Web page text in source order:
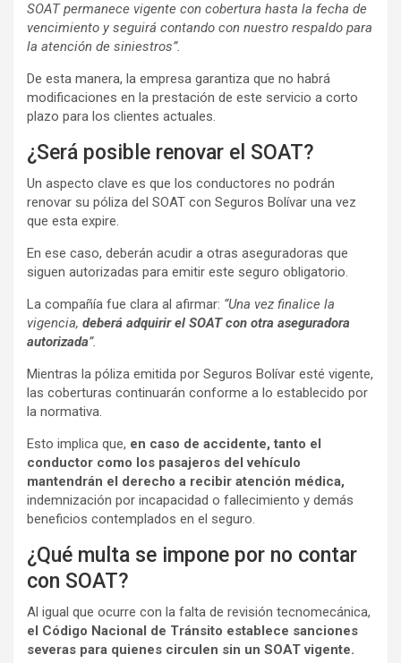
SOAT permanece vigente con cobertura hasta la fecha de
vencimiento y seguirá contando con nuestro respaldo para
la atención de siniestros”.
De esta manera, la empresa garantiza que no habrá
modificaciones en la prestación de este servicio a corto
plazo para los clientes actuales.
¿Será posible renovar el SOAT?
Un aspecto clave es que los conductores no podrán
renovar su póliza del SOAT con Seguros Bolívar una vez
que esta expire.
En ese caso, deberán acudir a otras aseguradoras que
siguen autorizadas para emitir este seguro obligatorio.
La compañía fue clara al afirmar: “Una vez finalice la
vigencia, deberá adquirir el SOAT con otra aseguradora
autorizada”.
Mientras la póliza emitida por Seguros Bolívar esté vigente,
las coberturas continuarán conforme a lo establecido por
la normativa.
Esto implica que, en caso de accidente, tanto el
conductor como los pasajeros del vehículo
mantendrán el derecho a recibir atención médica,
indemnización por incapacidad o fallecimiento y demás
beneficios contemplados en el seguro.
¿Qué multa se impone por no contar
con SOAT?
Al igual que ocurre con la falta de revisión tecnomecánica,
el Código Nacional de Tránsito establece sanciones
severas para quienes circulen sin un SOAT vigente.